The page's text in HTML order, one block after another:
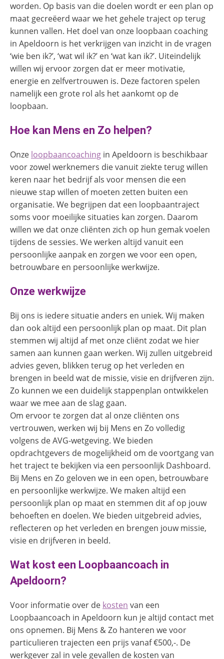
worden. Op basis van die doelen wordt er een plan op
maat gecreëerd waar we het gehele traject op terug
kunnen vallen. Het doel van onze loopbaan coaching
in Apeldoorn is het verkrijgen van inzicht in de vragen
‘wie ben ik?’, ‘wat wil ik?’ en ‘wat kan ik?’. Uiteindelijk
willen wij ervoor zorgen dat er meer motivatie,
energie en zelfvertrouwen is. Deze factoren spelen
namelijk een grote rol als het aankomt op de
loopbaan.
Hoe kan Mens en Zo helpen?
Onze loopbaancoaching in Apeldoorn is beschikbaar
voor zowel werknemers die vanuit ziekte terug willen
keren naar het bedrijf als voor mensen die een
nieuwe stap willen of moeten zetten buiten een
organisatie. We begrijpen dat een loopbaantraject
soms voor moeilijke situaties kan zorgen. Daarom
willen we dat onze cliënten zich op hun gemak voelen
tijdens de sessies. We werken altijd vanuit een
persoonlijke aanpak en zorgen we voor een open,
betrouwbare en persoonlijke werkwijze.
Onze werkwijze
Bij ons is iedere situatie anders en uniek. Wij maken
dan ook altijd een persoonlijk plan op maat. Dit plan
stemmen wij altijd af met onze cliënt zodat we hier
samen aan kunnen gaan werken. Wij zullen uitgebreid
advies geven, blikken terug op het verleden en
brengen in beeld wat de missie, visie en drijfveren zijn.
Zo kunnen we een duidelijk stappenplan ontwikkelen
waar we mee aan de slag gaan.
Om ervoor te zorgen dat al onze cliënten ons
vertrouwen, werken wij bij Mens en Zo volledig
volgens de AVG-wetgeving. We bieden
opdrachtgevers de mogelijkheid om de voortgang van
het traject te bekijken via een persoonlijk Dashboard.
Bij Mens en Zo geloven we in een open, betrouwbare
en persoonlijke werkwijze. We maken altijd een
persoonlijk plan op maat en stemmen dit af op jouw
behoeften en doelen. We bieden uitgebreid advies,
reflecteren op het verleden en brengen jouw missie,
visie en drijfveren in beeld.
Wat kost een Loopbaancoach in
Apeldoorn?
Voor informatie over de kosten van een
Loopbaancoach in Apeldoorn kun je altijd contact met
ons opnemen. Bij Mens & Zo hanteren we voor
particulieren trajecten een prijs vanaf €500,-. De
werkgever zal in vele gevallen de kosten van